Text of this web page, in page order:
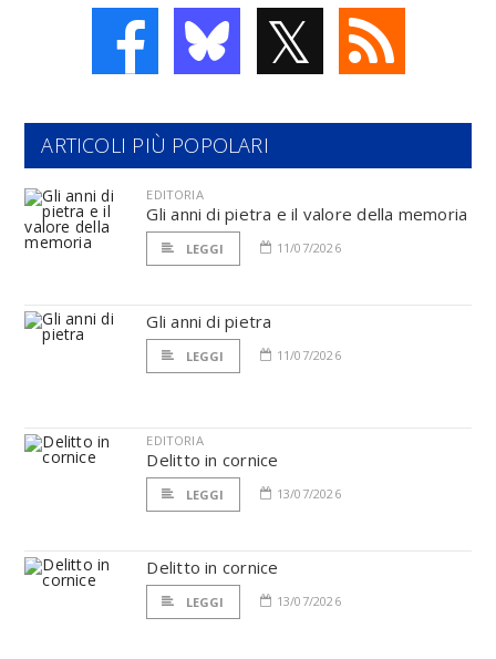
𝕏
ARTICOLI PIÙ POPOLARI
EDITORIA
Gli anni di pietra e il valore della memoria
LEGGI 11/07/2026
Gli anni di pietra
LEGGI 11/07/2026
EDITORIA
Delitto in cornice
LEGGI 13/07/2026
Delitto in cornice
LEGGI 13/07/2026